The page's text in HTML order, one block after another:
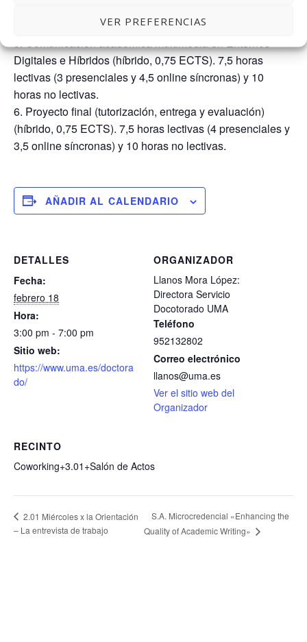
VER PREFERENCIAS
síncronas) y 10,5 horas no lectivas.
5. Comunicación académica multimedia en Entornos
Digitales e Híbridos (híbrido, 0,75 ECTS). 7,5 horas
lectivas (3 presenciales y 4,5 online síncronas) y 10
horas no lectivas.
6. Proyecto final (tutorización, entrega y evaluación)
(híbrido, 0,75 ECTS). 7,5 horas lectivas (4 presenciales y
3,5 online síncronas) y 10 horas no lectivas.
AÑADIR AL CALENDARIO
DETALLES
Fecha:
febrero 18
Hora:
3:00 pm - 7:00 pm
Sitio web:
https://www.uma.es/doctora
do/
ORGANIZADOR
Llanos Mora López:
Directora Servicio
Docotorado UMA
Teléfono
952132802
Correo electrónico
llanos@uma.es
Ver el sitio web del
Organizador
RECINTO
Coworking+3.01+Salón de Actos
2.01 Miércoles x la Orientación
– La entrevista de trabajo
S.A. Microcredencial «Enhancing the
Quality of Academic Writing»